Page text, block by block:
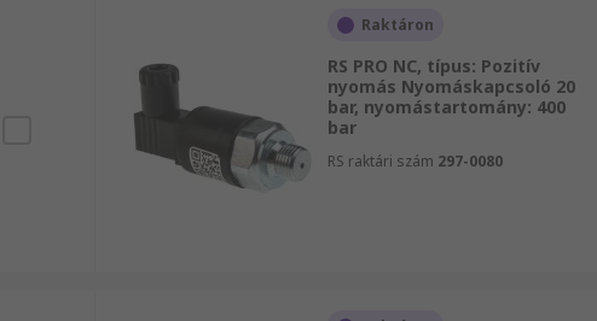
Raktáron
RS PRO NC, típus: Pozitív
nyomás Nyomáskapcsoló 20
bar, nyomástartomány: 400
bar
RS raktári szám 297-0080